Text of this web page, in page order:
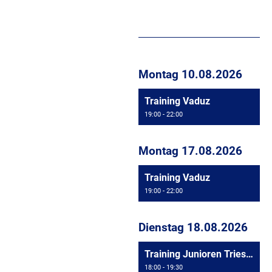
Montag 10.08.2026
Training Vaduz
19:00 - 22:00
Montag 17.08.2026
Training Vaduz
19:00 - 22:00
Dienstag 18.08.2026
Training Junioren Triesen
18:00 - 19:30